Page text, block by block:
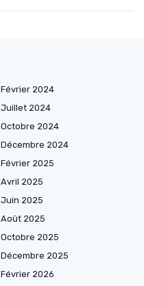
Février 2024
Juillet 2024
Octobre 2024
Décembre 2024
Février 2025
Avril 2025
Juin 2025
Août 2025
Octobre 2025
Décembre 2025
Février 2026